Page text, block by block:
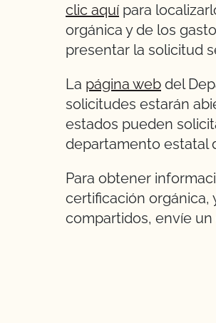
clic aquí para
orgánica y de los
presentar la solicitud
La página web del
solicitudes estarán
estados pueden
departamento estatal
Para obtener
certificación orgánica,
compartidos, envíe